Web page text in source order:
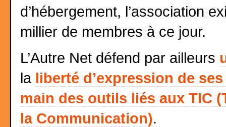
d’hébergement, l’association
millier de membres à ce jour.
L’Autre Net défend par ailleurs
la liberté d’expression de
main des outils liés aux TIC
la Communication).